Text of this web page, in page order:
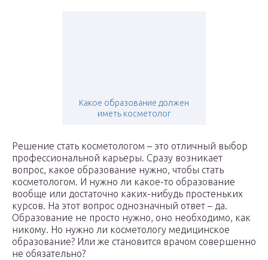
Какое образование должен
иметь косметолог
Решение стать косметологом – это отличный выбор
профессиональной карьеры. Сразу возникает
вопрос, какое образование нужно, чтобы стать
косметологом. И нужно ли какое-то образование
вообще или достаточно каких-нибудь простеньких
курсов. На этот вопрос однозначный ответ – да.
Образование не просто нужно, оно необходимо, как
никому. Но нужно ли косметологу медицинское
образование? Или же становится врачом совершенно
не обязательно?